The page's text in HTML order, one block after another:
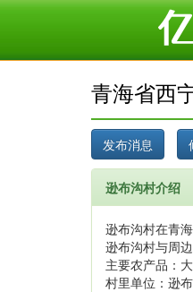
青海省西
逊布沟村介绍
逊布沟村在青
逊布沟村与周
主要农产品：
村里单位：逊